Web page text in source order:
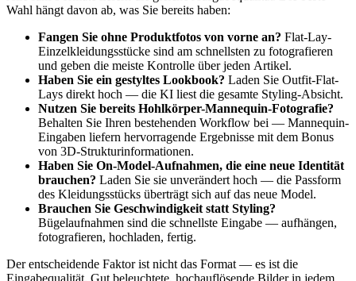
Wahl hängt davon ab, was Sie bereits haben:
Fangen Sie ohne Produktfotos von vorne an? Flat-Lay-
Einzelkleidungsstücke sind am schnellsten zu fotografieren
und geben die meiste Kontrolle über jeden Artikel.
Haben Sie ein gestyltes Lookbook? Laden Sie Outfit-Flat-
Lays direkt hoch — die KI liest die gesamte Styling-Absicht.
Nutzen Sie bereits Hohlkörper-Mannequin-Fotografie?
Behalten Sie Ihren bestehenden Workflow bei — Mannequin-
Eingaben liefern hervorragende Ergebnisse mit dem Bonus
von 3D-Strukturinformationen.
Haben Sie On-Model-Aufnahmen, die eine neue Identität
brauchen? Laden Sie sie unverändert hoch — die Passform
des Kleidungsstücks überträgt sich auf das neue Model.
Brauchen Sie Geschwindigkeit statt Styling?
Bügelaufnahmen sind die schnellste Eingabe — aufhängen,
fotografieren, hochladen, fertig.
Der entscheidende Faktor ist nicht das Format — es ist die
Eingabequalität. Gut beleuchtete, hochauflösende Bilder in jedem